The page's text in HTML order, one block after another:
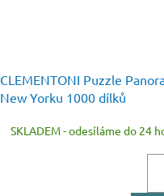
CLEMENTONI Puzzle
New Yorku 1000 dílků
SKLADEM - odesíláme do 24